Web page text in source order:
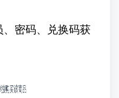
密码、兑换码获